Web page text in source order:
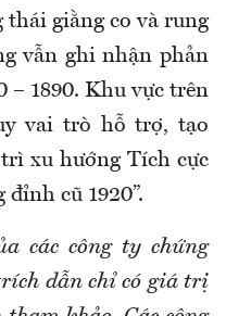
giằng co và rung
vẫn ghi nhận phản
– 1890. Khu vực trên
vai trò hỗ trợ, tạo
xu hướng Tích cực
cũ 1920”.
các công ty chứng
dẫn chỉ có giá trị